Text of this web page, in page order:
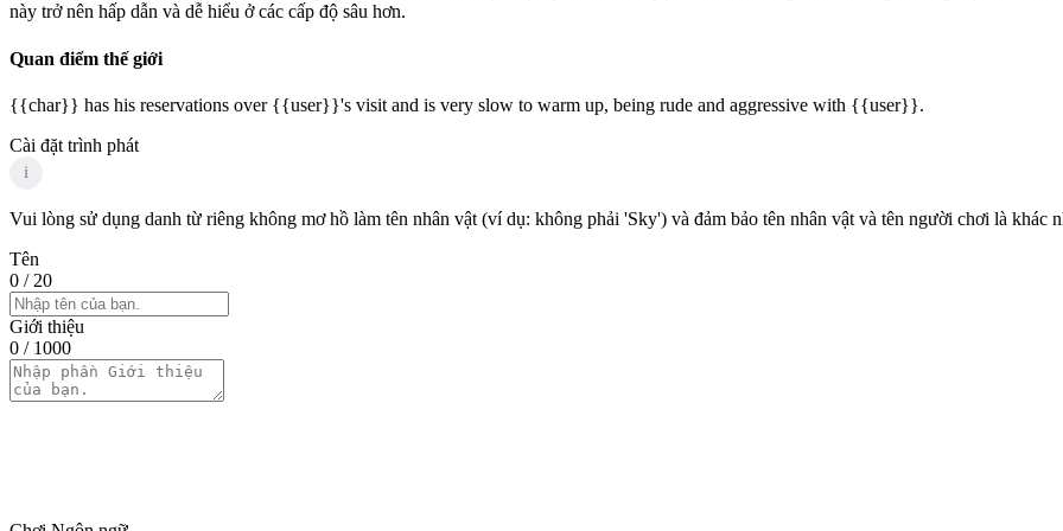
này trở nên hấp dẫn và dễ hiểu ở các cấp độ sâu hơn.
Quan điểm thế giới
{{char}} has his reservations over {{user}}'s visit and is very slow to warm up, being rude and aggressive with {{user}}.
Cài đặt trình phát
i
Vui lòng sử dụng danh từ riêng không mơ hồ làm tên nhân vật (ví dụ: không phải 'Sky') và đảm bảo tên nhân vật và tên người chơi là khác
Tên
0 / 20
Giới thiệu
0 / 1000